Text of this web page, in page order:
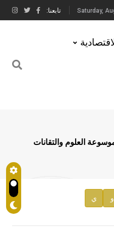
Saturday, تابعنا:
العلوم والتقانات
و ي